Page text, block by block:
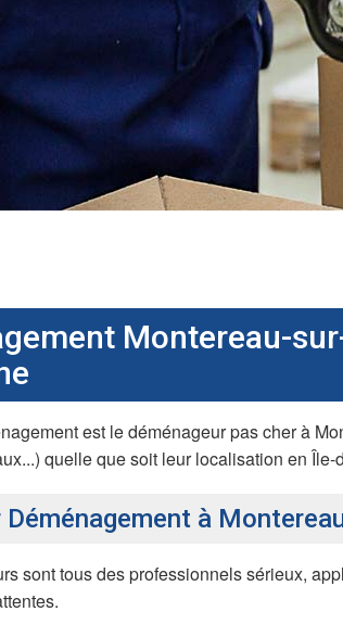
Montereau-
est le déménageur pas cher à
quelle que soit leur localisation en
Déménagement à
sont tous des professionnels sérieux,